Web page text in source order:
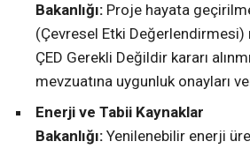
Bakanlığı: Proje hayata
(Çevresel Etki Değerlendirmesi)
ÇED Gerekli Değildir kararı
mevzuatına uygunluk onayları
Enerji ve Tabii Kaynaklar
Bakanlığı: Yenilenebilir enerji